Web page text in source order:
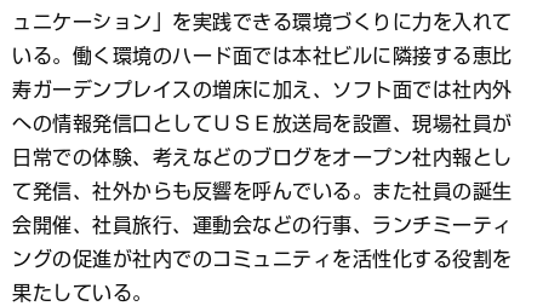
ュニケーション」を実践できる環境づくりに力を入れて
いる。働く環境のハード面では本社ビルに隣接する恵比
寿ガーデンプレイスの増床に加え、ソフト面では社内外
への情報発信口としてＵＳＥ放送局を設置、現場社員が
日常での体験、考えなどのブログをオープン社内報とし
て発信、社外からも反響を呼んでいる。また社員の誕生
会開催、社員旅行、運動会などの行事、ランチミーティ
ングの促進が社内でのコミュニティを活性化する役割を
果たしている。